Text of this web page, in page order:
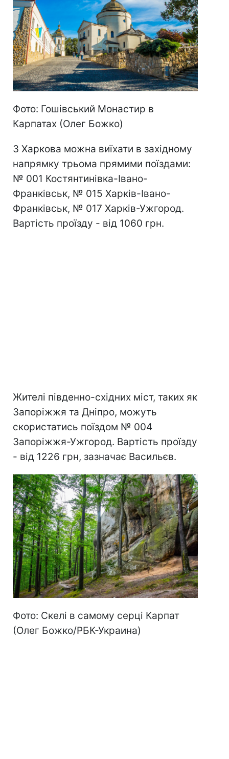
Фото: Гошівський Монастир в
Карпатах (Олег Божко)
З Харкова можна виїхати в західному
напрямку трьома прямими поїздами:
№ 001 Костянтинівка-Івано-
Франківськ, № 015 Харків-Івано-
Франківськ, № 017 Харків-Ужгород.
Вартість проїзду - від 1060 грн.
Жителі південно-східних міст, таких як
Запоріжжя та Дніпро, можуть
скористатись поїздом № 004
Запоріжжя-Ужгород. Вартість проїзду
- від 1226 грн, зазначає Васильєв.
Фото: Скелі в самому серці Карпат
(Олег Божко/РБК-Украина)